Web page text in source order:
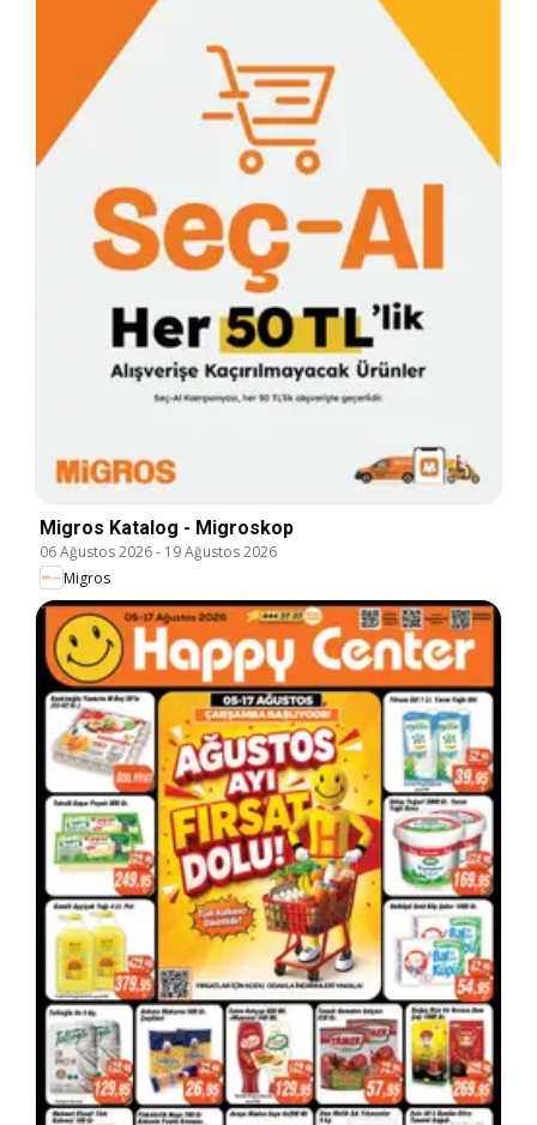
Migros Katalog - Migroskop
06 Ağustos 2026- 19 Ağustos 2026
Migros